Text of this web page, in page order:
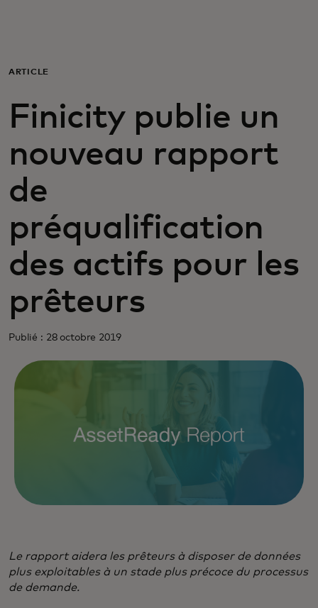
Pour les professionnels
Pour le monde
Pour les innovateurs
Actualités et tendances
ARTICLE
Finicity publie un
nouveau rapport
de
préqualification
des actifs pour les
prêteurs
Publié : 28 octobre 2019
Le rapport aidera les prêteurs à disposer de données
plus exploitables à un stade plus précoce du processus
de demande.